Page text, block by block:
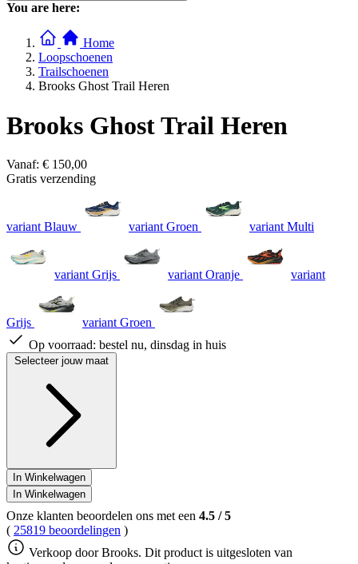
You are here:
Home
Loopschoenen
Trailschoenen
Brooks Ghost Trail Heren
Brooks Ghost Trail Heren
Vanaf: € 150,00
Gratis verzending
variant Blauw variant Groen variant Multi
variant Grijs variant Oranje variant
Grijs
variant Groen
Op voorraad: bestel nu, dinsdag in huis
Selecteer jouw maat
In Winkelwagen
In Winkelwagen
Onze klanten beoordelen ons met een 4.5 /5
( 25819 beoordelingen )
Verkoop door Brooks. Dit product is uitgesloten van